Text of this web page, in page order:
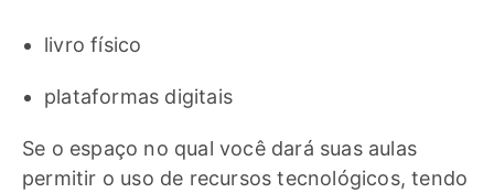
livro físico
plataformas digitais
Se o espaço no qual você dará suas aulas
permitir o uso de recursos tecnológicos, tendo